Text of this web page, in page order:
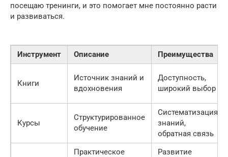
посещаю тренинги, и это помогает мне постоянно расти
и развиваться.
Инструмент Описание Преимущества
Книги
Источник знаний и
вдохновения
Доступность,
широкий выбор
Курсы
Структурированное
обучение
Систематизация
знаний,
обратная связь
Практическое
Развитие